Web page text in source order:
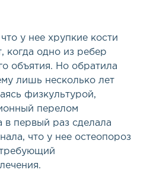
у нее хрупкие кости
когда одно из ребер
объятия. Но обратила
лишь несколько лет
физкультурой,
перелом
в первый раз сделала
что у нее остеопороз